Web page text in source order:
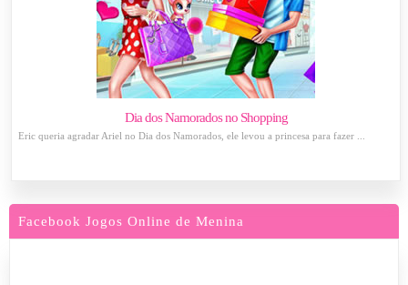
Dia dos Namorados no Shopping
Eric queria agradar Ariel no Dia dos Namorados, ele levou a princesa para fazer ...
Facebook Jogos Online de Menina